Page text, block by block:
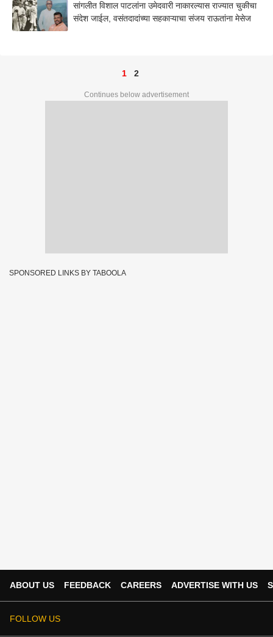
सांगलीत विशाल पाटलांना उमेदवारी नाकारल्यास राज्यात चुकीचा
संदेश जाईल, वसंतदादांच्या सहकाऱ्याचा संजय राऊतांना मेसेज
1 2
Continues below advertisement
SPONSORED LINKS BY TABOOLA
ABOUT US FEEDBACK CAREERS ADVERTISE WITH US
FOLLOW US